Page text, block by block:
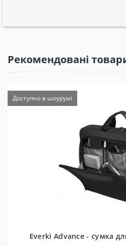
Рекомендовані
Доступно в шоурумі
Everki Advance - сумка